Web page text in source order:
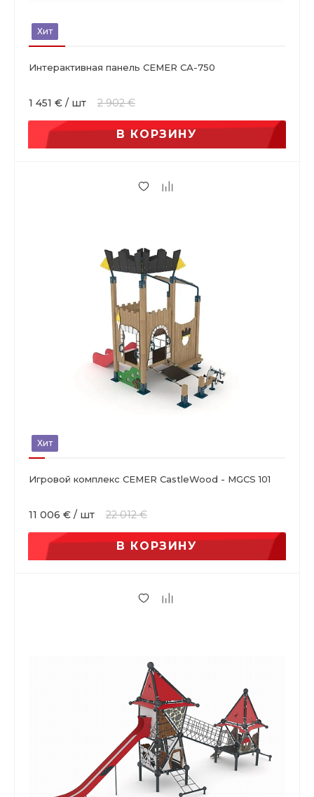
Хит
Интерактивная панель CEMER СА-750
1 451 € / шт 2 902 €
В КОРЗИНУ
Хит
Игровой комплекс CEMER CastleWood - MGCS 101
11 006 € / шт 22 012 €
В КОРЗИНУ